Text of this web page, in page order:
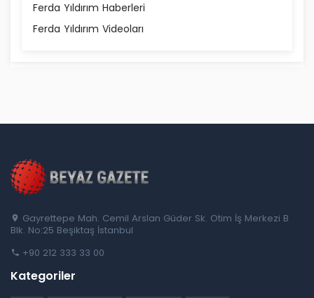
Ferda Yıldırım Haberleri
Ferda Yıldırım Videoları
Gayrettepe Mah. Cemil Arslan Güder Sk. Otim İş Merkezi B
Blk. No:25 Beşiktaş İstanbul
+90 212 333 33 00
Kategoriler